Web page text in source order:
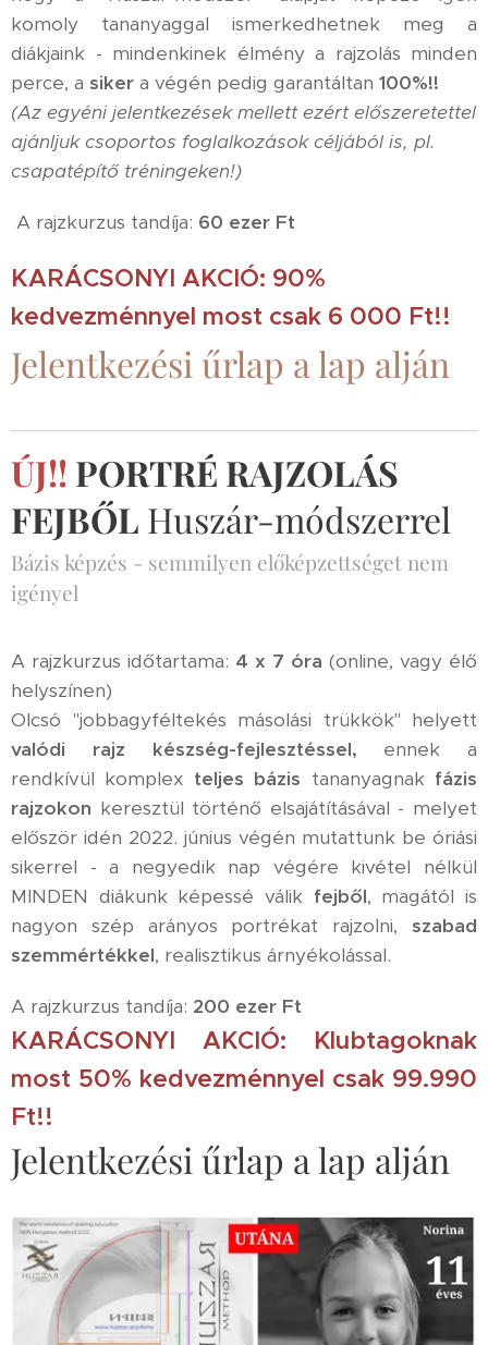
komoly tananyaggal ismerkedhetnek meg a
diákjaink - mindenkinek élmény a rajzolás minden
perce, a siker a végén pedig garantáltan 100%!!
(Az egyéni jelentkezések mellett ezért előszeretettel
ajánljuk csoportos foglalkozások céljából is, pl.
csapatépítő tréningeken!)
A rajzkurzus tandíja: 60 ezer Ft
KARÁCSONYI AKCIÓ: 90%
kedvezménnyel most csak 6 000 Ft!!
Jelentkezési űrlap a lap alján
ÚJ!! PORTRÉ RAJZOLÁS
FEJBŐL Huszár-módszerrel
Bázis képzés - semmilyen előképzettséget nem
igényel
A rajzkurzus időtartama: 4 x 7 óra (online, vagy élő
helyszínen)
Olcsó "jobbagyféltekés másolási trükkök" helyett
valódi rajz készség-fejlesztéssel, ennek a
rendkívül komplex teljes bázis tananyagnak fázis
rajzokon keresztül történő elsajátításával - melyet
először idén 2022. június végén mutattunk be óriási
sikerrel - a negyedik nap végére kivétel nélkül
MINDEN diákunk képessé válik fejből, magától is
nagyon szép arányos portrékat rajzolni, szabad
szemmértékkel, realisztikus árnyékolással.
A rajzkurzus tandíja: 200 ezer Ft
KARÁCSONYI AKCIÓ: Klubtagoknak
most 50% kedvezménnyel csak 99.990
Ft!!
Jelentkezési űrlap a lap alján